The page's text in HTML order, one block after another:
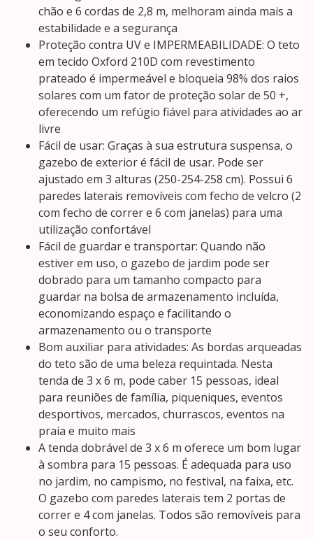
chão e 6 cordas de 2,8 m, melhoram ainda mais a
estabilidade e a segurança
Proteção contra UV e IMPERMEABILIDADE: O teto
em tecido Oxford 210D com revestimento
prateado é impermeável e bloqueia 98% dos raios
solares com um fator de proteção solar de 50 +,
oferecendo um refúgio fiável para atividades ao ar
livre
Fácil de usar: Graças à sua estrutura suspensa, o
gazebo de exterior é fácil de usar. Pode ser
ajustado em 3 alturas (250-254-258 cm). Possui 6
paredes laterais removíveis com fecho de velcro (2
com fecho de correr e 6 com janelas) para uma
utilização confortável
Fácil de guardar e transportar: Quando não
estiver em uso, o gazebo de jardim pode ser
dobrado para um tamanho compacto para
guardar na bolsa de armazenamento incluída,
economizando espaço e facilitando o
armazenamento ou o transporte
Bom auxiliar para atividades: As bordas arqueadas
do teto são de uma beleza requintada. Nesta
tenda de 3 x 6 m, pode caber 15 pessoas, ideal
para reuniões de família, piqueniques, eventos
desportivos, mercados, churrascos, eventos na
praia e muito mais
A tenda dobrável de 3 x 6 m oferece um bom lugar
à sombra para 15 pessoas. É adequada para uso
no jardim, no campismo, no festival, na faixa, etc.
O gazebo com paredes laterais tem 2 portas de
correr e 4 com janelas. Todos são removíveis para
o seu conforto.